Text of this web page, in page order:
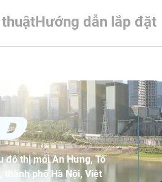
Hướng dẫn lắp đặt
đô thị mới An Hưng, Tố
thành phố Hà Nội, Việt